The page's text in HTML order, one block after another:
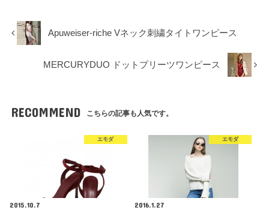
Apuweiser-riche Vネック刺繍タイトワンピース
MERCURYDUO ドットプリーツワンピース
RECOMMEND こちらの記事も人気です。
エモダ
2015.10.7
エモダ
2016.1.27